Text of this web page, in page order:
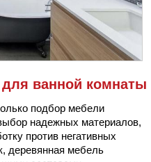
ванной комнаты
подбор мебели
надежных материалов,
против негативных
деревянная мебель